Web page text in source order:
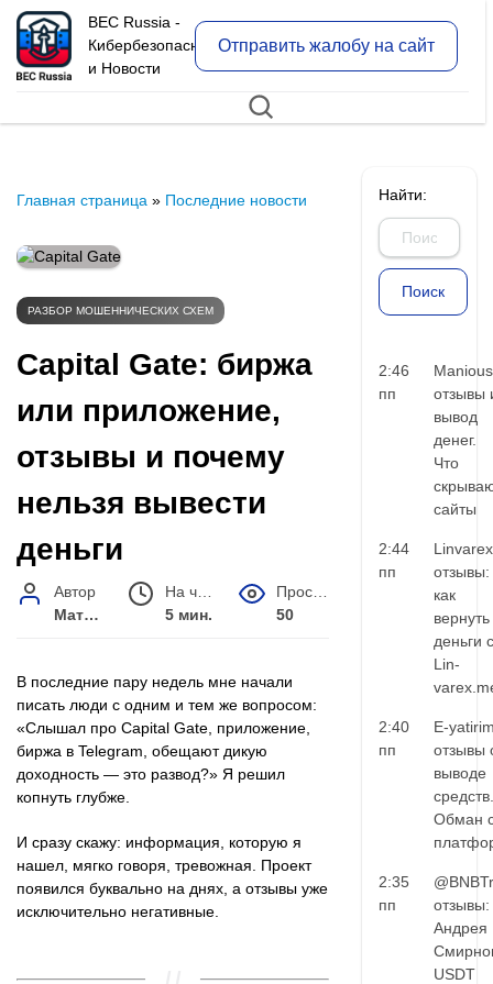
BEC Russia -
Кибербезопасность
и Новости
Отправить жалобу на сайт
Главная страница » Последние новости
РАЗБОР МОШЕННИЧЕСКИХ СХЕМ
Capital Gate: биржа
или приложение,
отзывы и почему
нельзя вывести
деньги
Автор
Матвей Иванов
5 мин.
50
В последние пару недель мне начали
писать люди с одним и тем же вопросом:
«Слышал про Capital Gate, приложение,
биржа в Telegram, обещают дикую
доходность — это развод?» Я решил
копнуть глубже.
И сразу скажу: информация, которую я
нашел, мягко говоря, тревожная. Проект
появился буквально на днях, а отзывы уже
исключительно негативные.
Найти:
2:46
пп
Manious
отзывы
вывод
денег.
Что
сайты
2:44
пп
Linvarex
отзывы:
как
вернуть
деньги с
Lin-
2:40
пп
E-
отзывы
выводе
средств.
Обман
2:35
пп
Андрея
USDT